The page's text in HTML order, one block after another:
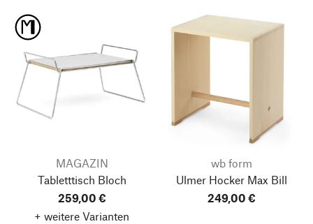
MAGAZIN
Tabletttisch Bloch
259,00 €
+ weitere Varianten
wb form
Ulmer Hocker Max Bill
249,00 €